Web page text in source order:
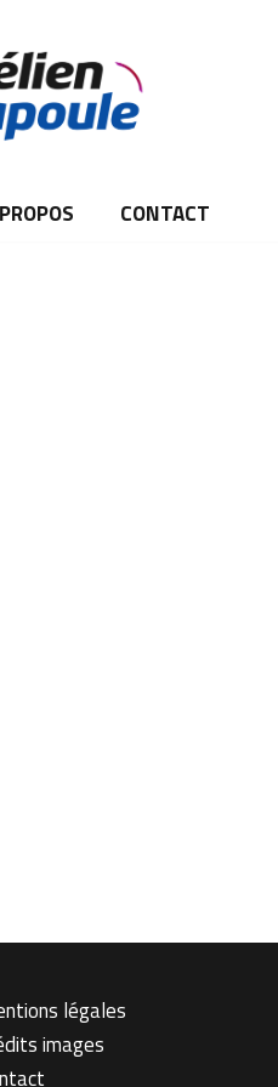
CONTACT
légales
images